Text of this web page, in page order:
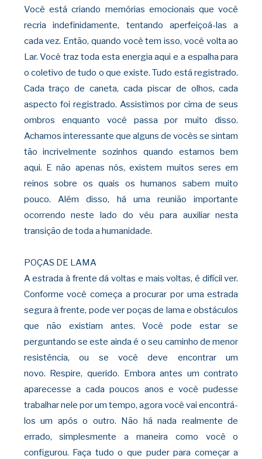
Você está criando memórias emocionais que você
recria indefinidamente, tentando aperfeiçoá-las a
cada vez. Então, quando você tem isso, você volta ao
Lar. Você traz toda esta energia aqui e a espalha para
o coletivo de tudo o que existe. Tudo está registrado.
Cada traço de caneta, cada piscar de olhos, cada
aspecto foi registrado. Assistimos por cima de seus
ombros enquanto você passa por muito disso.
Achamos interessante que alguns de vocês se sintam
tão incrivelmente sozinhos quando estamos bem
aqui. E não apenas nós, existem muitos seres em
reinos sobre os quais os humanos sabem muito
pouco. Além disso, há uma reunião importante
ocorrendo neste lado do véu para auxiliar nesta
transição de toda a humanidade.
POÇAS DE LAMA
A estrada à frente dá voltas e mais voltas, é difícil ver.
Conforme você começa a procurar por uma estrada
segura à frente, pode ver poças de lama e obstáculos
que não existiam antes. Você pode estar se
perguntando se este ainda é o seu caminho de menor
resistência, ou se você deve encontrar um
novo. Respire, querido. Embora antes um contrato
aparecesse a cada poucos anos e você pudesse
trabalhar nele por um tempo, agora você vai encontrá-
los um após o outro. Não há nada realmente de
errado, simplesmente a maneira como você o
configurou. Faça tudo o que puder para começar a